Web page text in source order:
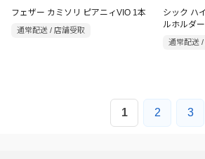
フェザー カミソリ ピアニィVIO 1本
通常配送 / 店舗受取
シック ハ
ルホルダ
通常配送
1 2 3